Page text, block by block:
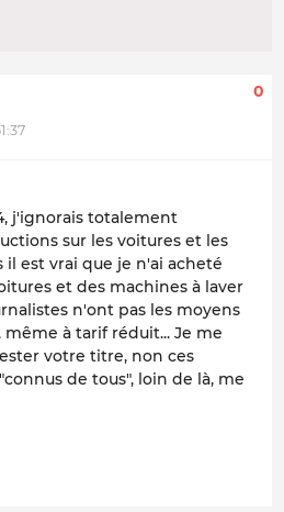
0
j'ignorais totalement
sur les voitures et les
il est vrai que je n'ai acheté
et des machines à laver
n'ont pas les moyens
à tarif réduit... Je me
votre titre, non ces
de tous", loin de là, me